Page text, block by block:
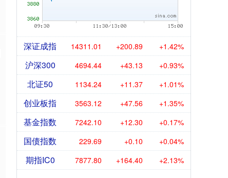
深证成指 14311.01 +200.89 +1.42%
沪深300 4694.44 +43.13 +0.93%
北证50 1134.24 +11.37 +1.01%
创业板指 3563.12 +47.56 +1.35%
基金指数 7242.10 +12.30 +0.17%
国债指数 229.69 +0.10 +0.04%
期指IC0 7877.80 +164.40 +2.13%